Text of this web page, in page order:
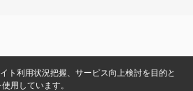
ト利用状況把握、サービス向上検討を目的と
用しています。